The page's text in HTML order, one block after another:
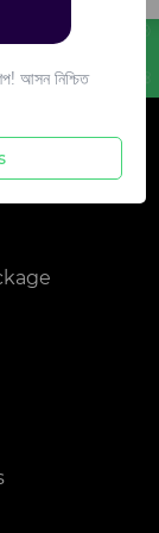
আসন নিশ্চিত